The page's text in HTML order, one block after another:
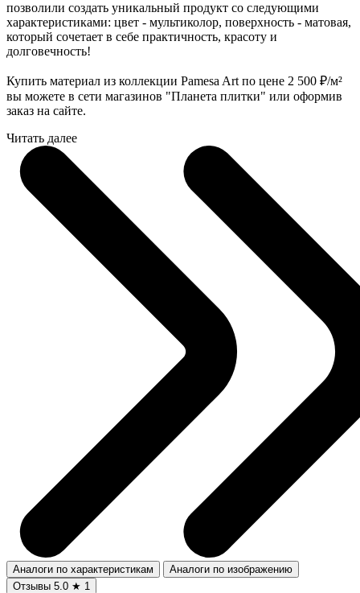
позволили создать уникальный продукт со следующими
характеристиками: цвет - мультиколор, поверхность - матовая,
который сочетает в себе практичность, красоту и
долговечность!
Купить материал из коллекции Pamesa Art по цене 2 500 ₽/м²
вы можете в сети магазинов "Планета плитки" или оформив
заказ на сайте.
Читать далее
Аналоги по характеристикам
Аналоги по изображению
Отзывы 5.0 ★ 1